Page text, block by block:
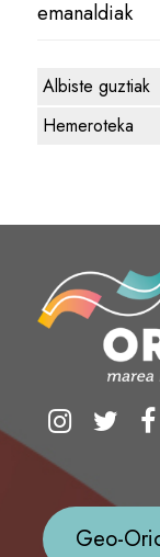
emanaldiak
Albiste guztiak
Hemeroteka
Geo-